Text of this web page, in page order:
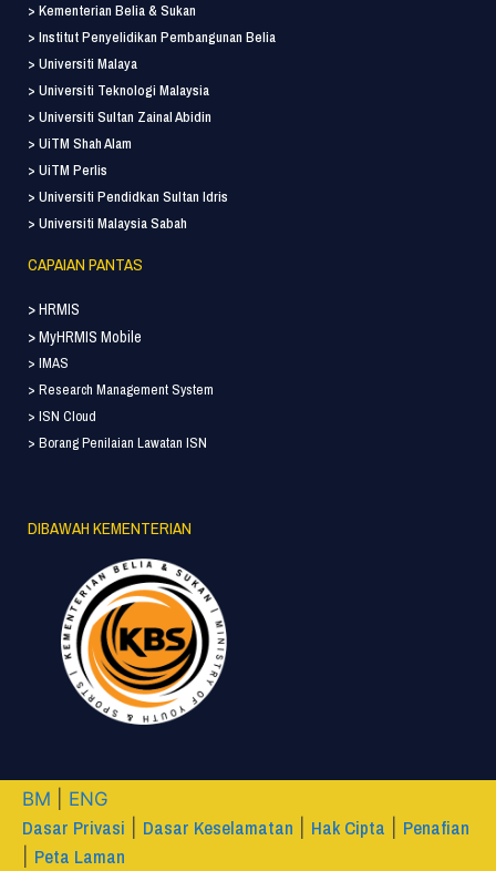
> Kementerian Belia & Sukan
> Institut Penyelidikan Pembangunan Belia
> Universiti Malaya
> Universiti Teknologi Malaysia
> Universiti Sultan Zainal Abidin
> UiTM Shah Alam
> UiTM Perlis
> Universiti Pendidkan Sultan Idris
> Universiti Malaysia Sabah
CAPAIAN PANTAS
> HRMIS
> MyHRMIS Mobile
> IMAS
> Research Management System
> ISN Cloud
> Borang Penilaian Lawatan ISN
DIBAWAH KEMENTERIAN
BM ENG
Dasar Privasi Dasar Keselamatan Hak Cipta Penafian
Peta Laman